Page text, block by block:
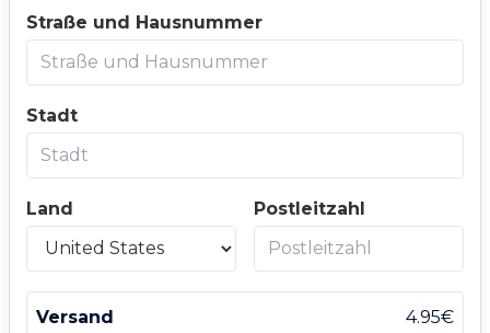
Straße und Hausnummer
Stadt
Land Postleitzahl
Versand 4.95€